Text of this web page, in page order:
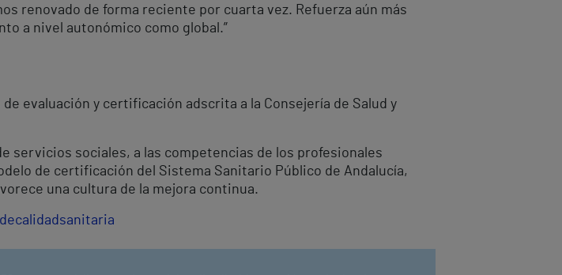
renovado de forma reciente por cuarta vez. Refuerza aún más
a nivel autonómico como global.”
evaluación y certificación adscrita a la Consejería de Salud y
servicios sociales, a las competencias de los profesionales
de certificación del Sistema Sanitario Público de Andalucía,
una cultura de la mejora continua.